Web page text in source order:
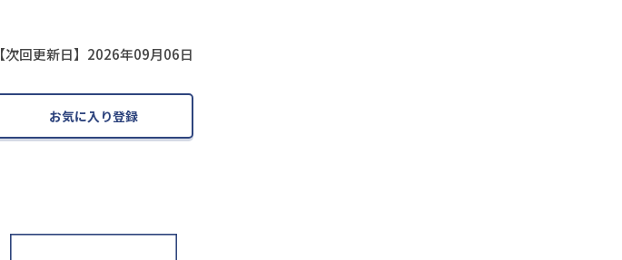
【次回更新日】2026年09月06日
お気に入り登録